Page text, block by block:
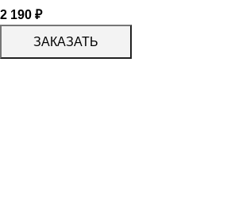
2 190 ₽
ЗАКАЗАТЬ